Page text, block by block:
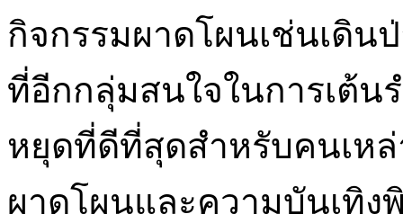
กิจกรรมผาดโผนเช่นเดิ
ที่อีกกลุ่มสนใจในการเต้น
หยุดที่ดีที่สุดสำหรับคนเหล่
ผาดโผนและความบันเทิ